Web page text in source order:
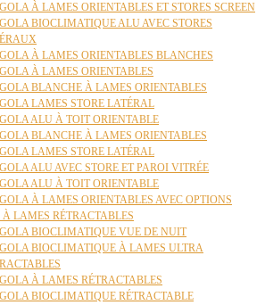
À LAMES ORIENTABLES ET STORES SCREEN
BIOCLIMATIQUE ALU AVEC STORES
À LAMES ORIENTABLES BLANCHES
À LAMES ORIENTABLES
BLANCHE À LAMES ORIENTABLES
LAMES STORE LATÉRAL
ALU À TOIT ORIENTABLE
BLANCHE À LAMES ORIENTABLES
LAMES STORE LATÉRAL
ALU AVEC STORE ET PAROI VITRÉE
ALU À TOIT ORIENTABLE
À LAMES ORIENTABLES AVEC OPTIONS
À LAMES RÉTRACTABLES
BIOCLIMATIQUE VUE DE NUIT
BIOCLIMATIQUE À LAMES ULTRA
À LAMES RÉTRACTABLES
BIOCLIMATIQUE RÉTRACTABLE